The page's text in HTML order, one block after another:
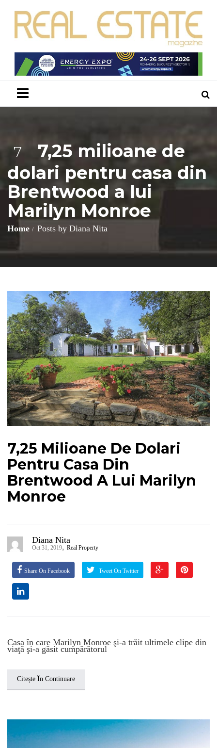
7
7,25 milioane de
dolari pentru casa din
Brentwood a lui
Marilyn Monroe
Home Posts by Diana Nita
7,25 Milioane De Dolari
Pentru Casa Din
Brentwood A Lui Marilyn
Monroe
Diana Nita
Oct 31, 2019, Real Property
Share On Facebook Tweet On Twitter
Casa în care Marilyn Monroe şi-a trăit ultimele clipe din
viaţă şi-a găsit cumpărătorul
Citește În Continuare